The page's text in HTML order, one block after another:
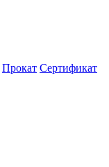
Прокат Сертификат